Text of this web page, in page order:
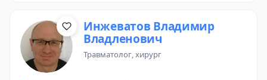
Инжеватов Владимир
Владленович
травматолог,хирург